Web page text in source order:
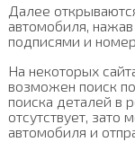
Далее
автомобиля,
подписями и
На некоторых
возможен поиск
поиска деталей в
отсутствует, зато
автомобиля и